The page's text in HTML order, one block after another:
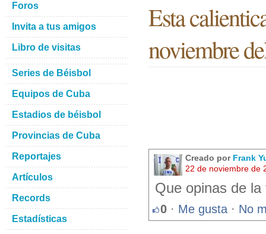
Esta
noviembre
Creado por Frank
22 de noviembre de
Que opinas de
0 · Me gusta · No
Foros
Invita a tus amigos
Libro de visitas
Series de Béisbol
Equipos de Cuba
Estadios de béisbol
Provincias de Cuba
Reportajes
Artículos
Records
Estadísticas